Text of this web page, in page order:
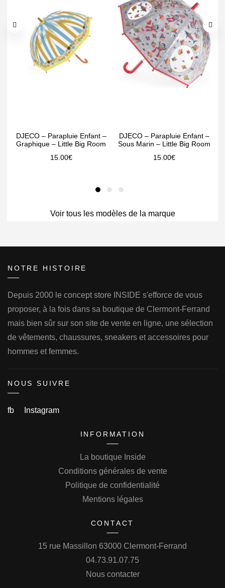
DJECO – Parapluie Enfant –
Graphique – Little Big Room
15.00€
DJECO – Parapluie Enfant –
Sous Marin – Little Big Room
15.00€
Voir tous les modèles de la marque
NOTRE HISTOIRE
Depuis 2000 le concept store INSIDE s'efforce de vous
proposer, à la fois dans sa boutique de Clermont-Ferrand
mais bien sûr sur son site de vente en ligne, une sélection
de vêtements, chaussures, sneakers et accessoires pour
hommes et femmes.
NOUS SUIVRE
fb Instagram
INFORMATION
La boutique Inside
Conditions générales de vente
Politique de confidentialité
Mentions légales
CONTACT
15 rue Massillon 63000 Clermont-Ferrand
04.73.91.07.75
Nous contacter